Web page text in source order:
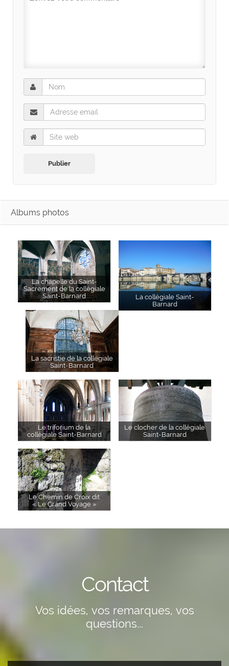
Albums photos
La collégiale Saint-
Barnard
La chapelle du Saint-
Sacrement de la collégiale
Saint-Barnard
La sacristie de la collégiale
Saint-Barnard
Le triforium de la
collégiale Saint-Barnard
Le clocher de la collégiale
Saint-Barnard
Le Chemin de Croix dit
« Le Grand Voyage »
Contact
Vos idées, vos remarques, vos
questions...